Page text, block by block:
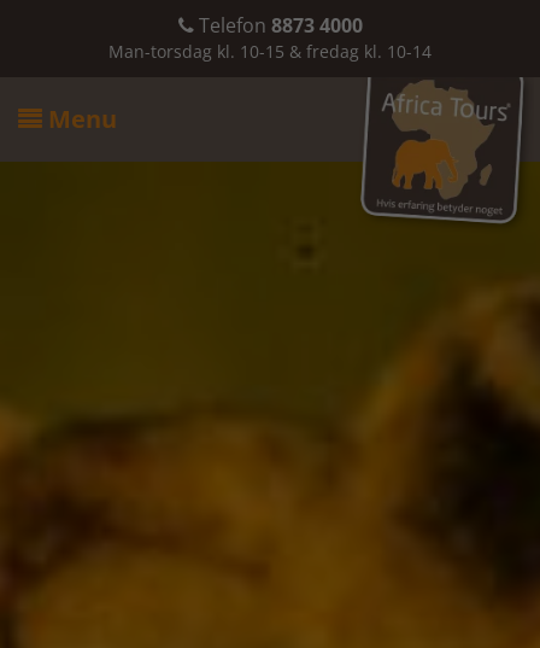
Telefon 8873 4000
Man-torsdag kl. 10-15 & fredag kl. 10-14
 Menu